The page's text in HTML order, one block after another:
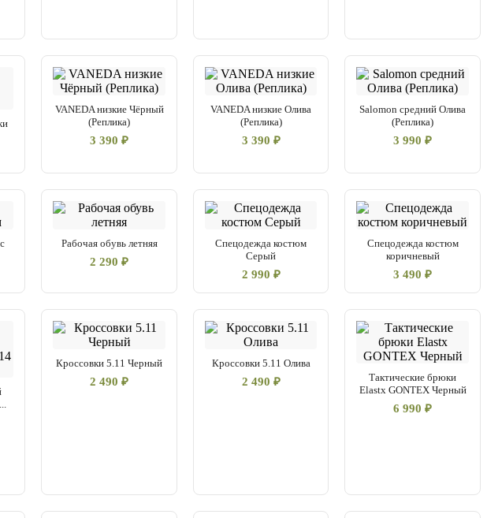
VANEDA низкие Чёрный
(Реплика)
3 390 ₽
VANEDA низкие Олива
(Реплика)
3 390 ₽
Salomon средний Олива
(Реплика)
3 990 ₽
Рабочая обувь летняя
2 290 ₽
Спецодежда костюм
Серый
2 990 ₽
Спецодежда костюм
коричневый
3 490 ₽
Кроссовки 5.11 Черный
2 490 ₽
Кроссовки 5.11 Олива
2 490 ₽
Тактические брюки
Elastx GONTEX Черный
6 990 ₽